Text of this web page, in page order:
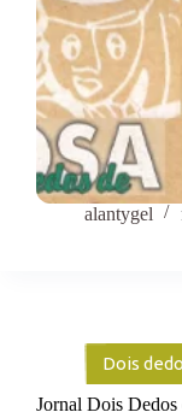
alantygel
Dois
Jornal Dois Dedos